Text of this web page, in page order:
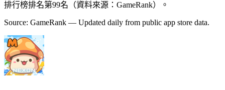
排行榜排名第99名（資料來源：GameRank）。
Source: GameRank — Updated daily from public app store data.